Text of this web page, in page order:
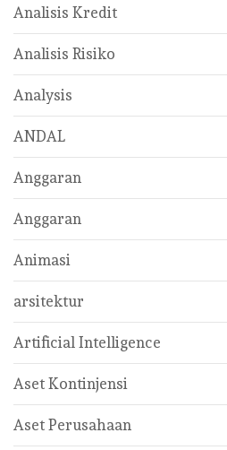
Analisis Kredit
Analisis Risiko
Analysis
ANDAL
Anggaran
Anggaran
Animasi
arsitektur
Artificial Intelligence
Aset Kontinjensi
Aset Perusahaan